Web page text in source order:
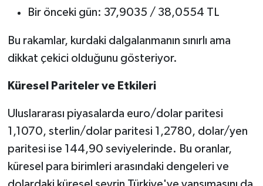
Bir önceki gün: 37,9035 / 38,0554 TL
Bu rakamlar, kurdaki dalgalanmanın sınırlı ama
dikkat çekici olduğunu gösteriyor.
Küresel Pariteler ve Etkileri
Uluslararası piyasalarda euro/dolar paritesi
1,1070, sterlin/dolar paritesi 1,2780, dolar/yen
paritesi ise 144,90 seviyelerinde. Bu oranlar,
küresel para birimleri arasındaki dengeleri ve